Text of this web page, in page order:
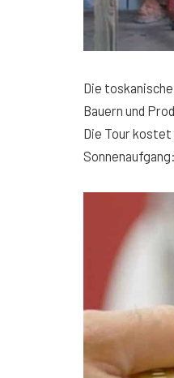
Die
Bauern und
Die Tour